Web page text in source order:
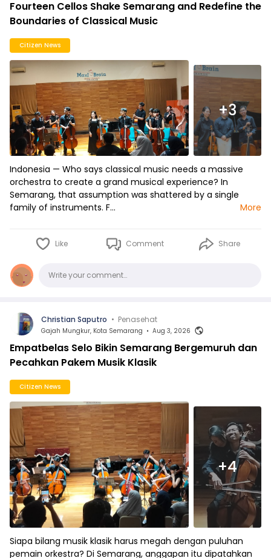
Fourteen Cellos Shake Semarang and Redefine the
Boundaries of Classical Music
Citizen News
+3
Indonesia — Who says classical music needs a massive
orchestra to create a grand musical experience? In
Semarang, that assumption was shattered by a single
family of instruments. F…
More
Like Comment Share
CommentsWrite your comment…
Christian Saputro • Penasehat
Gajah Mungkur, Kota Semarang • Aug 3, 2026
Empatbelas Selo Bikin Semarang Bergemuruh dan
Pecahkan Pakem Musik Klasik
Citizen News
+4
Siapa bilang musik klasik harus megah dengan puluhan
pemain orkestra? Di Semarang, anggapan itu dipatahkan